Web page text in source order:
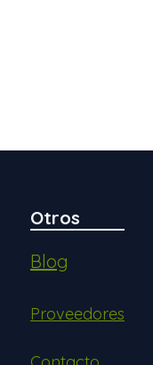
Otros
Blog
Proveedores